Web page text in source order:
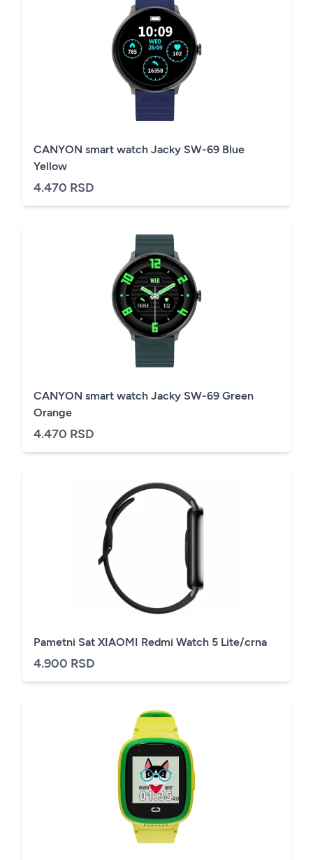
CANYON smart watch Jacky SW-69 Blue
Yellow
4.470 RSD
CANYON smart watch Jacky SW-69 Green
Orange
4.470 RSD
Pametni Sat XIAOMI Redmi Watch 5 Lite/crna
4.900 RSD